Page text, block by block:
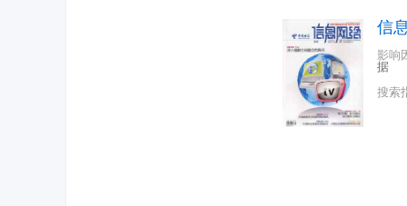
信
影响
据
搜索